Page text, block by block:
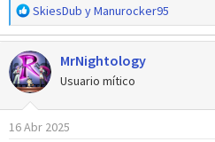
R
e
a
c
c
i
o
n
SkiesDub yManurocker95
MrNightology
Usuario mítico
16 Abr 2025